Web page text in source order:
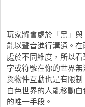
玩家將會處於「黑」
能以聲音進行溝通。
處於不同維度，所以
字或符號在你的世界
與物件互動也是有限
白色世界的人能移動
的唯一手段。